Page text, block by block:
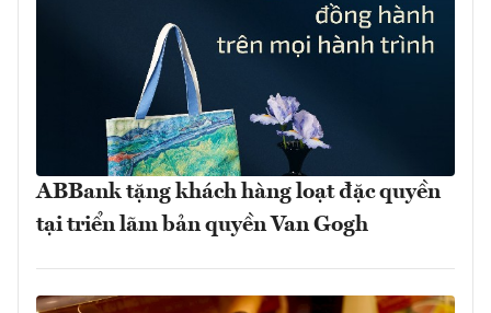
ABBank tặng khách hàng loạt đặc quyền
tại triển lãm bản quyền Van Gogh